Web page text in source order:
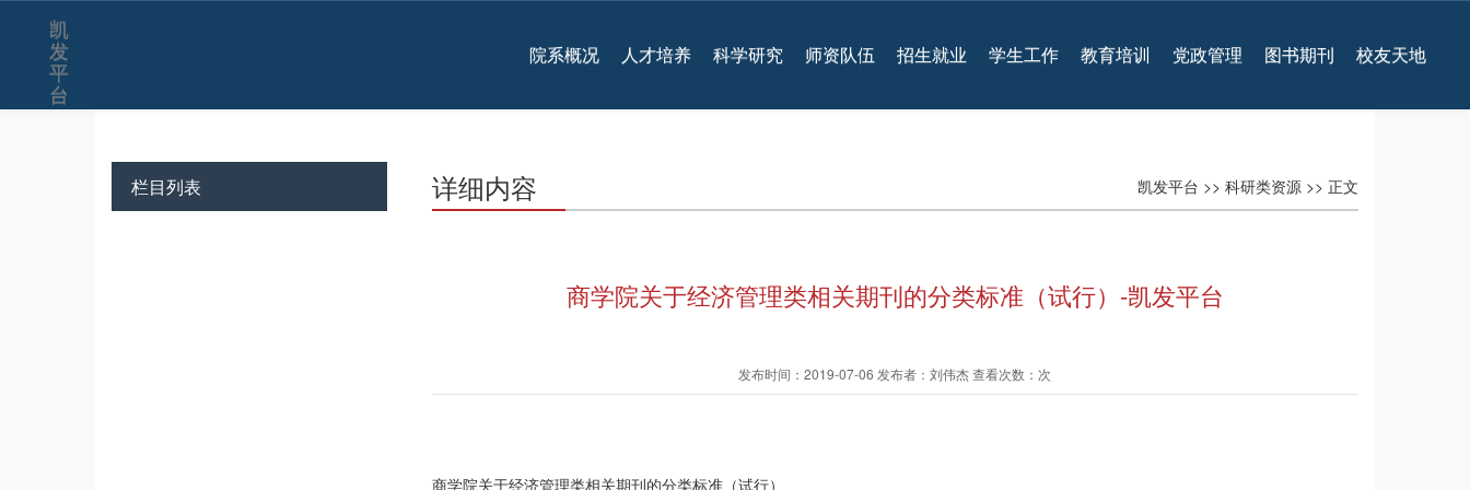
凯
发
平
台
院系概况 人才培养 科学研究 师资队伍 招生就业 学生工作 教育培训 党政管理 图书期刊 校友天地
栏目列表 凯发平台 >> 科研类资源 >> 正文
详细内容
商学院关于经济管理类相关期刊的分类标准（试行）-凯发平台
发布时间：2019-07-06 发布者：刘伟杰 查看次数：次
商学院关于经济管理类相关期刊的分类标准（试行）